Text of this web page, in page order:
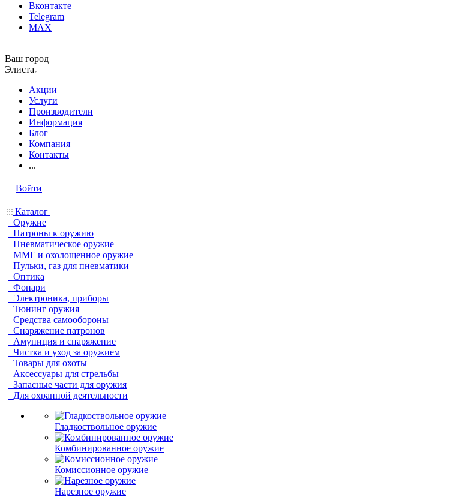
Вконтакте
Telegram
MAX
Ваш город
Элиста
Акции
Услуги
Производители
Информация
Блог
Компания
Контакты
...
Войти
Каталог
Оружие
Патроны к оружию
Пневматическое оружие
ММГ и охолощенное оружие
Пульки, газ для пневматики
Оптика
Фонари
Электроника, приборы
Тюнинг оружия
Средства самообороны
Снаряжение патронов
Амуниция и снаряжение
Чистка и уход за оружием
Товары для охоты
Аксессуары для стрельбы
Запасные части для оружия
Для охранной деятельности
Гладкоствольное оружие
Комбинированное оружие
Комиссионное оружие
Нарезное оружие